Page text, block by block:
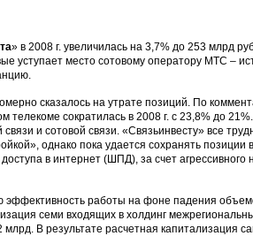
» в 2008 г. увеличилась на 3,7% до 253 млрд
уступает место сотовому оператору МТС –
сказалось на утрате позиций. По
сократилась в 2008 г. с 23,8% до
и сотовой связи. «Связьинвесту» все
однако пока удается сохранять позиции
в интернет (ШПД), за счет
эффективность работы на фоне падения
семи входящих в холдинг
В результате расчетная капитализация